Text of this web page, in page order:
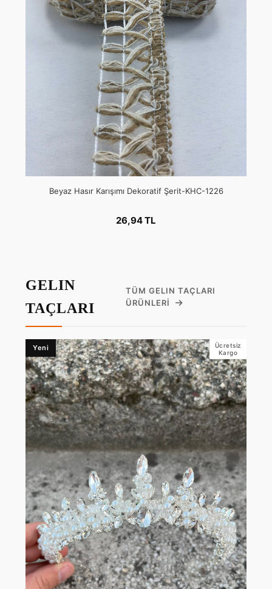
Beyaz Hasır Karışımı Dekoratif Şerit-KHC-1226
26,94 TL
GELIN
TAÇLARI
TÜM GELIN TAÇLARI
ÜRÜNLERI
Yeni
Ücretsiz
Kargo